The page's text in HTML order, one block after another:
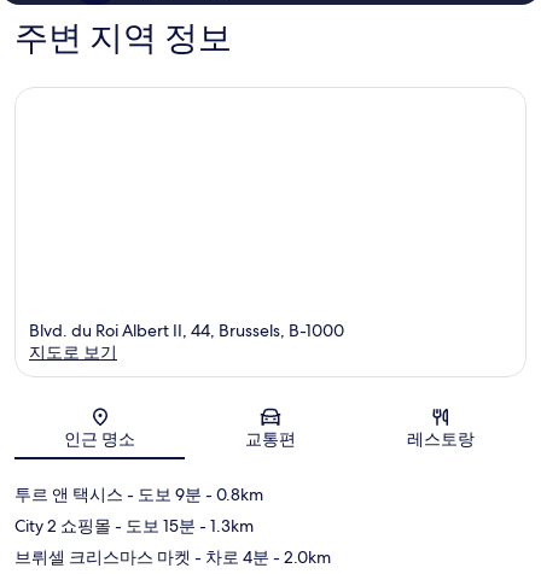
주변 지역 정보
지도
Blvd. du Roi Albert II, 44, Brussels, B-1000
지도로 보기
인근 명소 교통편 레스토랑
투르 앤 택시스 - 도보 9분 - 0.8km
City 2 쇼핑몰 - 도보 15분 - 1.3km
브뤼셀 크리스마스 마켓 - 차로 4분 - 2.0km